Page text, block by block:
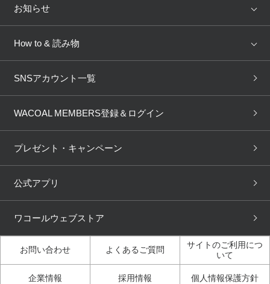
AMPHI une nana cool
OUR WACOAL
WACOAL Remamma Mens Innerwear
Licensed Brands
店舗を探す
ブラ無料診断
3Dボディスキャン
お知らせ
新着情報
商品回収
ニュース＆トピックス
How to & 読み物
下着の基礎知識
ブラパン ワコールスタイル
大人の工場見学inベトナム
人間科学研究開発センター見
学
ガイド（マンガ）
3Dボディスキャン体験（マ
SNSアカウント一覧
WACOAL MEMBERS登録＆ログイン
プレゼント・キャンペーン
公式アプリ
ワコールウェブストア
お問い合わせ よくあるご質問
サイトのご利用につ
いて
企業情報 採用情報 個人情報保護方針